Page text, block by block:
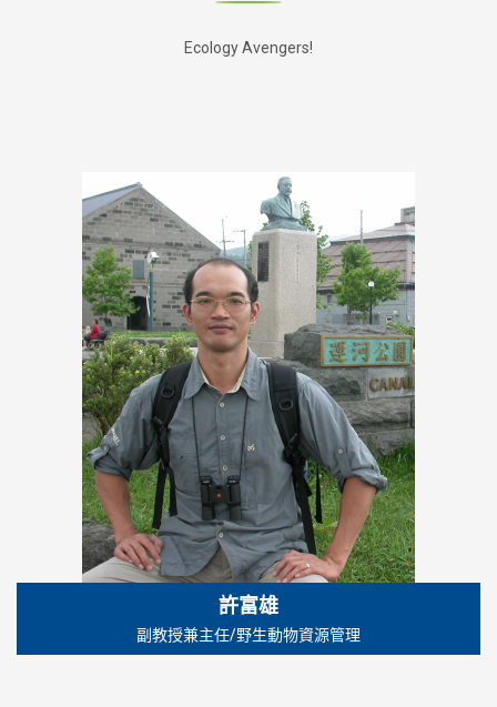
Ecology Avengers!
許富雄
副教授兼主任/野生動物資源管理